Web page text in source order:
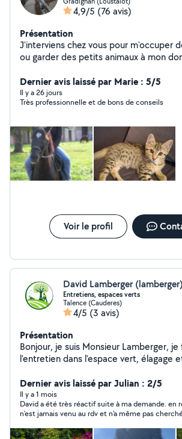
4,9/5 (76 avis)
Présentation
J'interviens chez vous pour m'occuper
ou garder des petits animaux à mon
detendre les chevaux a toutes les allures. -Je
egalement du montage de meubles car
menusière depuis 2000. -Location
Dernier avis laissé par Marie : 5/5
Il y a 26 jours
Très professionnelle et de bons de conseils
Voir le profil
David Lamberger (lamberger)
Entretiens, espaces verts
Talence (Cauderes)
4/5 (3 avis)
Présentation
Bonjour, je suis Monsieur Lamberger, je fais de
l'entretien dans l'espace vert, élagage et abattage
pelouse, pose de gazon, déssousage de
déplace dans toute la Gironde et bien
à me contacter pour un diagnostique est un
% gratuit.
Dernier avis laissé par Julian : 2/5
Il y a 1 mois
David a été très réactif suite à ma demande. en
n'est jamais venu au rdv et n'a même pas
voulez juste parler à quelqu'un. En revanche,